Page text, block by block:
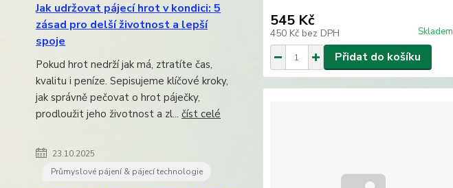
Jak udržovat pájecí hrot v kondici: 5
zásad pro delší životnost a lepší
spoje
Pokud hrot nedrží jak má, ztratíte čas,
kvalitu i peníze. Sepisujeme klíčové kroky,
jak správně pečovat o hrot páječky,
prodloužit jeho životnost a zl... číst celé
23.10.2025
Průmyslové pájení & pájecí technologie
545 Kč
450 Kč bez DPH Skladem
Přidat do košíku